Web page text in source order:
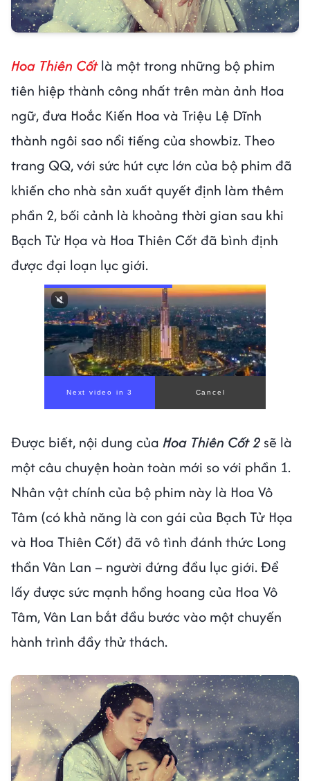
Hoa Thiên Cốtlà một trong những bộ phim
tiên hiệp thành công nhất trên màn ảnh Hoa
ngữ, đưa Hoắc Kiến Hoa và Triệu Lệ Dĩnh
thành ngôi sao nổi tiếng của showbiz. Theo
trang QQ, với sức hút cực lớn của bộ phim đã
khiến cho nhà sản xuất quyết định làm thêm
phần 2, bối cảnh là khoảng thời gian sau khi
Bạch Tử Họa và Hoa Thiên Cốt đã bình định
được đại loạn lục giới.
Next video in 1 Cancel
Được biết, nội dung của Hoa Thiên Cốt 2 sẽ là
một câu chuyện hoàn toàn mới so với phần 1.
Nhân vật chính của bộ phim này là Hoa Vô
Tâm (có khả năng là con gái của Bạch Tử Họa
và Hoa Thiên Cốt) đã vô tình đánh thức Long
thần Vân Lan – người đứng đầu lục giới. Để
lấy được sức mạnh hồng hoang của Hoa Vô
Tâm, Vân Lan bắt đầu bước vào một chuyến
hành trình đầy thử thách.